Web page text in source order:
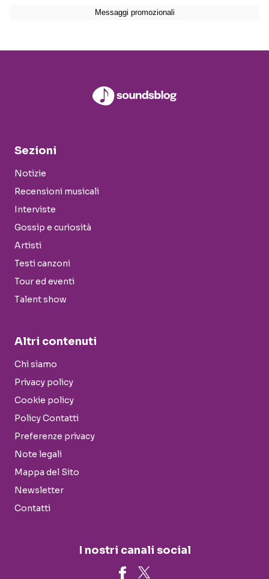
Sezioni
Notizie
Recensioni musicali
Interviste
Gossip e curiosità
Artisti
Testi canzoni
Tour ed eventi
Talent show
Altri contenuti
Chi siamo
Privacy policy
Cookie policy
Policy Contatti
Preferenze privacy
Note legali
Mappa del Sito
Newsletter
Contatti
I nostri canali social